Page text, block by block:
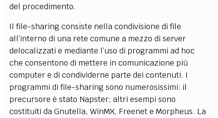
del procedimento.
Il file-sharing consiste nella condivisione di file
all’interno di una rete comune a mezzo di server
delocalizzati e mediante l’uso di programmi ad hoc
che consentono di mettere in comunicazione più
computer e di condividerne parte dei contenuti. I
programmi di file-sharing sono numerosissimi: il
precursore è stato Napster; altri esempi sono
costituiti da Gnutella, WinMX, Freenet e Morpheus. La